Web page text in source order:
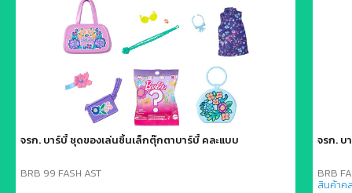
จรก. บาร์บี้ ชุดของเล่นชิ้นเล็กตุ๊กตาบาร์บี้ คละแบบ
BRB 99 FASH AST
จรก. บ
BRB
สินค้าค